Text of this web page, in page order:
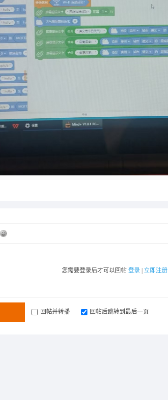
您需要登录后才可以回帖 登录 立即注册
回帖并转播 回帖后跳转到最后一页